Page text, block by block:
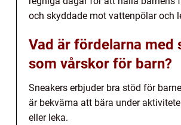
och skyddade mot vattenpölar och
Vad är fördelarna med
som vårskor för barn?
Sneakers erbjuder bra stöd för
är bekväma att bära under
eller leka.